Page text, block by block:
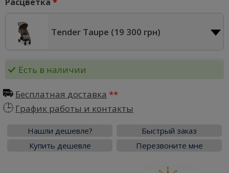
Tender Taupe (19 300 грн)
Есть в наличии
Бесплатная доставка
График работы и контакты
Нашли дешевле?
Быстрый заказ
Купить дешевле
Перезвоните мне